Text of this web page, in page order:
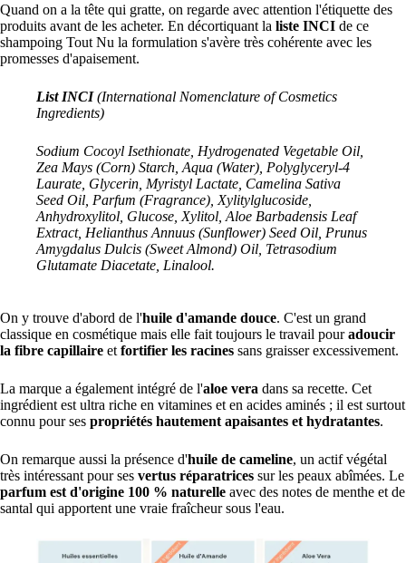
Quand on a la tête qui gratte, on regarde avec attention l'étiquette des
produits avant de les acheter. En décortiquant la liste INCI de ce
shampoing Tout Nu la formulation s'avère très cohérente avec les
promesses d'apaisement.
List INCI(International Nomenclature of Cosmetics
Ingredients)
Sodium Cocoyl Isethionate, Hydrogenated Vegetable Oil,
Zea Mays (Corn) Starch, Aqua (Water), Polyglyceryl-4
Laurate, Glycerin, Myristyl Lactate, Camelina Sativa
Seed Oil, Parfum (Fragrance), Xylitylglucoside,
Anhydroxylitol, Glucose, Xylitol, Aloe Barbadensis Leaf
Extract, Helianthus Annuus (Sunflower) Seed Oil, Prunus
Amygdalus Dulcis (Sweet Almond) Oil, Tetrasodium
Glutamate Diacetate, Linalool.
On y trouve d'abord de l'huile d'amande douce. C'est un grand
classique en cosmétique mais elle fait toujours le travail pouradoucir
la fibre capillaire et fortifier les racines sans graisser excessivement.
La marque a également intégré de l'aloe vera dans sa recette. Cet
ingrédient est ultra riche en vitamines et en acides aminés ; il est surtout
connu pour ses propriétés hautement apaisantes et hydratantes.
On remarque aussi la présence d'huile de cameline, un actif végétal
très intéressant pour ses vertus réparatrices sur les peaux abîmées. Le
parfum est d'origine 100 % naturelle avec des notes de menthe et de
santal qui apportent une vraie fraîcheur sous l'eau.